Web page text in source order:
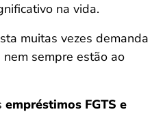
na vida.
muitas vezes demanda
sempre estão ao
empréstimos FGTS e